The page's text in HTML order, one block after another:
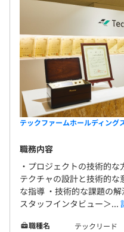
■エンジニアの評価はエ
考えにより、エンジニア
最高レベルのエンジニア
■若手メンバーはスキル
それに加えて収益貢献度
技術者としての基礎スキ
引していくシステムエン
特定の技術の専門性を高
ジャーが、主なキャリア
テックファームでは基準
整備していますが、本人
囲は広がっていきます。
年2回の面談にて、本人
テックファームホールディング
職務内容
・プロジェクトの技術的
テクチャの設計と技術的な
な指導 ・技術的な課題の
スタッフインタビュー＞...
職種名
テックリード